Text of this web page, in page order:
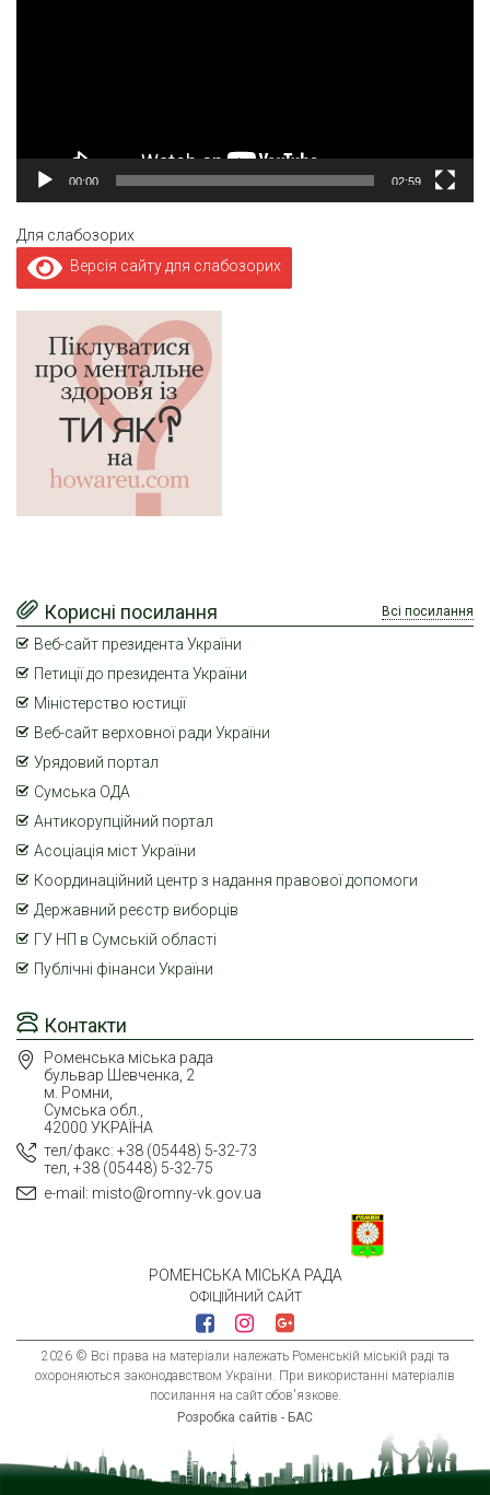
00:00 02:59
Для слабозорих
Версія сайту для слабозорих
РОМЕНСЬКА МІСЬКА РАДА
ОФІЦІЙНИЙ САЙТ
2026 © Всі права на матеріали належать Роменській міській раді та
охороняються законодавством України. При використанні матеріалів
посилання на сайт обов'язкове.
Розробка сайтів - БАС
Контакти
Роменська міська рада
бульвар Шевченка, 2
м. Ромни,
Сумська обл.,
42000 УКРАЇНА
тел/факс: +38 (05448) 5-32-73
тел, +38 (05448) 5-32-75
e-mail: misto@romny-vk.gov.ua
Корисні посилання Всі посилання
Веб-сайт президента України
Петиції до президента України
Міністерство юстиції
Веб-сайт верховної ради України
Урядовий портал
Сумська ОДА
Антикорупційний портал
Асоціація міст України
Координаційний центр з надання правової допомоги
Державний реєстр виборців
ГУ НП в Сумській області
Публічні фінанси України